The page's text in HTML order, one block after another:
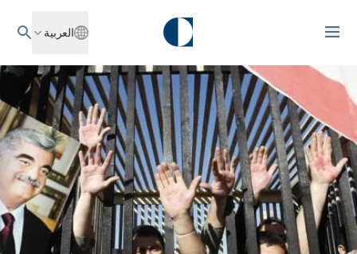
العربية